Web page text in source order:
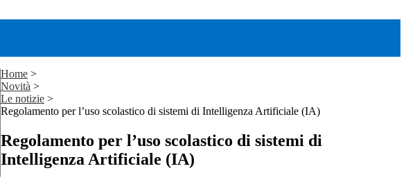
Home >
Novità >
Le notizie >
Regolamento per l’uso scolastico di sistemi di Intelligenza Artificiale (IA)
Regolamento per l’uso scolastico di sistemi di
Intelligenza Artificiale (IA)